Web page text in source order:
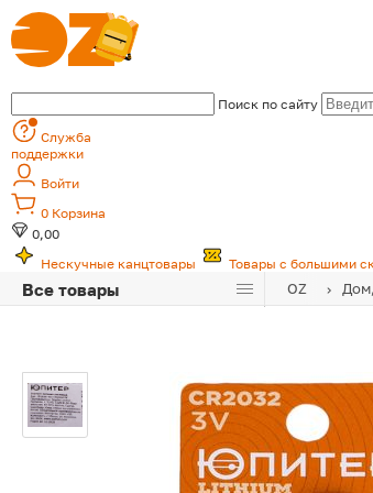
Поиск по сайту
Служба
поддержки
Войти
0 Корзина
0,00
Нескучные канцтовары
Товары с большими
Все товары OZ